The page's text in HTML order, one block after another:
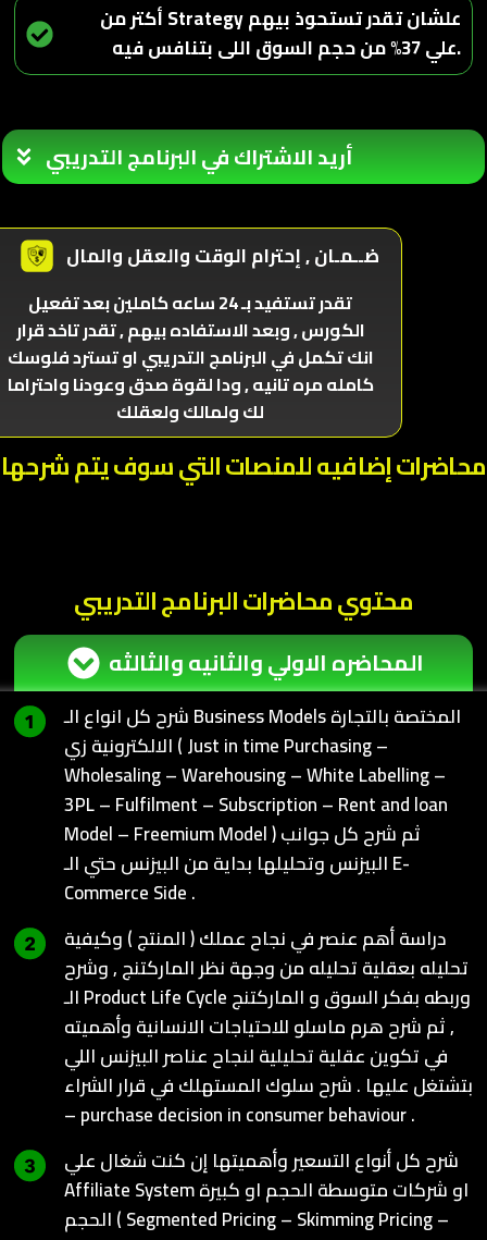
أكتر من Strategy علشان تقدر تستحوذ بيهم
علي 37% من حجم السوق اللى بتنافس فيه.
أريد الاشتراك في البرنامج التدريبي
ضــمـان , إحترام الوقت والعقل والمال
تقدر تستفيد بـ 24 ساعه كاملين بعد تفعيل
الكورس , وبعد الاستفاده بيهم , تقدر تاخد قرار
انك تكمل في البرنامج التدريبي او تسترد فلوسك
كامله مره تانيه , ودا لقوة صدق وعودنا واحتراما
لك ولمالك ولعقلك
محاضرات إضافيه للمنصات التي سوف يتم شرحها
محتوي محاضرات البرنامج التدريبي
المحاضره الاولي والثانيه والثالثه
شرح كل انواع الـ Business Models المختصة بالتجارة
الالكترونية زي ( Just in time Purchasing –
Wholesaling – Warehousing – White Labelling –
3PL – Fulfilment – Subscription – Rent and loan
Model – Freemium Model ) ثم شرح كل جوانب
البيزنس وتحليلها بداية من البيزنس حتي الـ E-
Commerce Side .
دراسة أهم عنصر في نجاح عملك ( المنتج ) وكيفية
تحليله بعقلية تحليله من وجهة نظر الماركتنج , وشرح
الـ Product Life Cycle وربطه بفكر السوق و الماركتنج
, ثم شرح هرم ماسلو للاحتياجات الانسانية وأهميته
في تكوين عقلية تحليلية لنجاح عناصر البيزنس اللي
بتشتغل عليها . شرح سلوك المستهلك في قرار الشراء
– purchase decision in consumer behaviour .
شرح كل أنواع التسعير وأهميتها إن كنت شغال علي
Affiliate System او شركات متوسطة الحجم او كبيرة
الحجم ( Segmented Pricing – Skimming Pricing –